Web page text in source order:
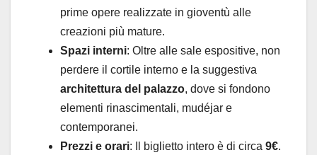
prime opere realizzate in gioventù alle
creazioni più mature.
Spazi interni: Oltre alle sale espositive, non
perdere il cortile interno e la suggestiva
architettura del palazzo, dove si fondono
elementi rinascimentali, mudéjar e
contemporanei.
Prezzi e orari: Il biglietto intero è di circa 9€.